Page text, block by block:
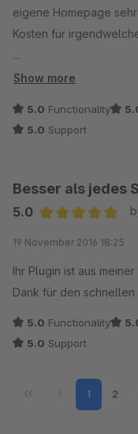
eigene Homepage
Kosten für
Besonders
mal um halb 10 zu
Empfehlung.
Ich freu mich auf mehr
- Grauer Rahmen
der Einkaufswelt (hier
Lösung gegeben).
Show more
5.0 Functionality
5.0 Support
Besser als jedes
5.0
19 November 2016 18:25
Ihr Plugin ist aus meiner
Dank für den schnellen
5.0 Functionality
5.0 Support
Page
1 Page
2